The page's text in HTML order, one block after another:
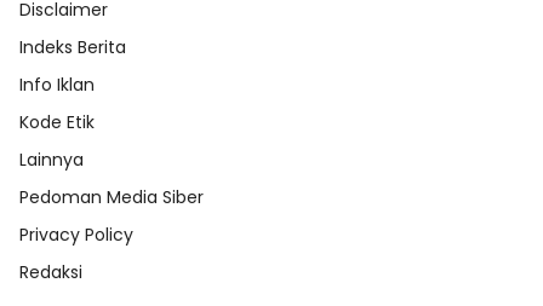
Disclaimer
Indeks Berita
Info Iklan
Kode Etik
Lainnya
Pedoman Media Siber
Privacy Policy
Redaksi